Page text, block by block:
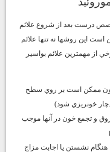
درست بعد از شروع علائم
اين روشها نه تنها علائم
از مهمترين علائم بواسير
خون ممكن است بر روي سطح
خونريزي شود)
و تجمع خون در آنها موجب
هنگام نشستن يا اجابت مزاج